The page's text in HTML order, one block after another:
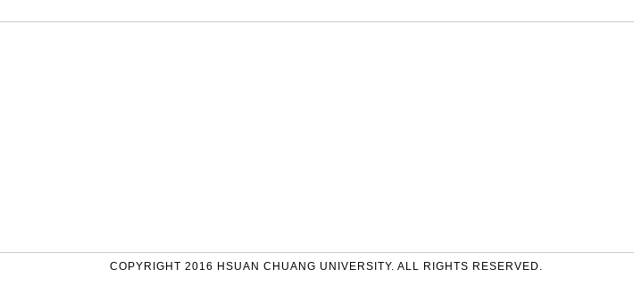
COPYRIGHT 2016 HSUAN CHUANG UNIVERSITY. ALL RIGHTS RESERVED.